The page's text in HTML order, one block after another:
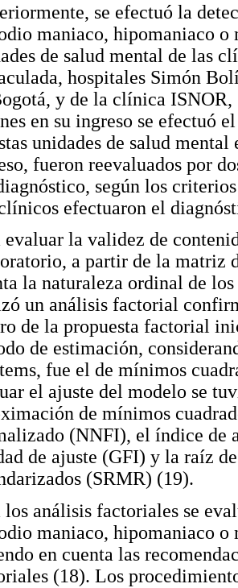
se efectuó la
maniaco, hipomaniaco o
de salud mental de las
hospitales Simón
y de la clínica ISNOR,
en su ingreso se efectuó
unidades de salud
fueron reevaluados por
según los
efectuaron el
evaluar la validez de
a partir de la matriz
la naturaleza ordinal de
un análisis factorial
de la propuesta factorial
de estimación,
fue el de mínimos
el ajuste del modelo se
de mínimos
(NNFI), el índice de
de ajuste (GFI) y la raíz
(SRMR) (19).
los análisis factoriales se
maniaco, hipomaniaco o
en cuenta las
(18). Los